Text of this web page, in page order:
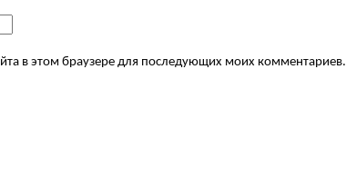
в этом браузере для последующих моих комментариев.